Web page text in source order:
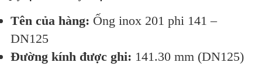
Tên của hàng: Ống inox 201 phi 141 –
DN125
Đường kính được ghi: 141.30 mm (DN125)